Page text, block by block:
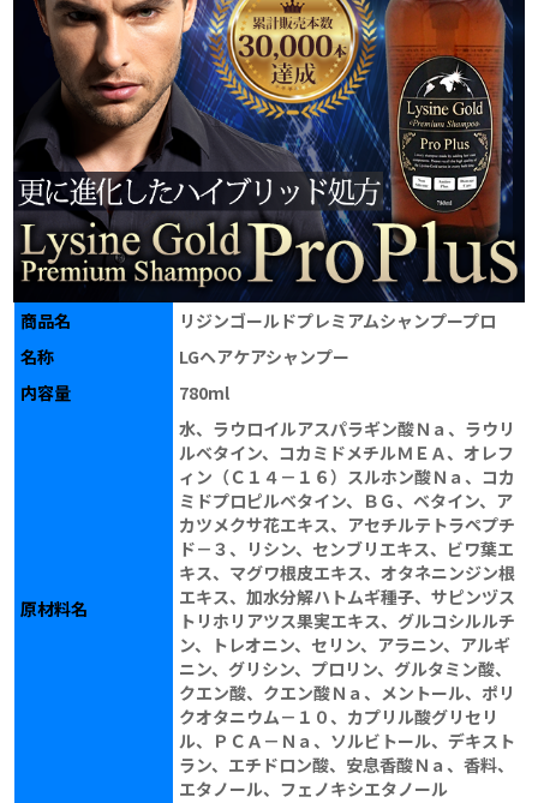
商品名
リジンゴールドプレミアムシャンプープロ
名称
LGヘアケアシャンプー
内容量
780ml
原材料名
水、ラウロイルアスパラギン酸Ｎａ、ラウリ
ルベタイン、コカミドメチルＭＥＡ、オレフ
ィン（Ｃ１４－１６）スルホン酸Ｎａ、コカ
ミドプロピルベタイン、ＢＧ、ベタイン、ア
カツメクサ花エキス、アセチルテトラペプチ
ド－３、リシン、センブリエキス、ビワ葉エ
キス、マグワ根皮エキス、オタネニンジン根
エキス、加水分解ハトムギ種子、サピンヅス
トリホリアツス果実エキス、グルコシルルチ
ン、トレオニン、セリン、アラニン、アルギ
ニン、グリシン、プロリン、グルタミン酸、
クエン酸、クエン酸Ｎａ、メントール、ポリ
クオタニウム－１０、カプリル酸グリセリ
ル、ＰＣＡ－Ｎａ、ソルビトール、デキスト
ラン、エチドロン酸、安息香酸Ｎａ、香料、
エタノール、フェノキシエタノール